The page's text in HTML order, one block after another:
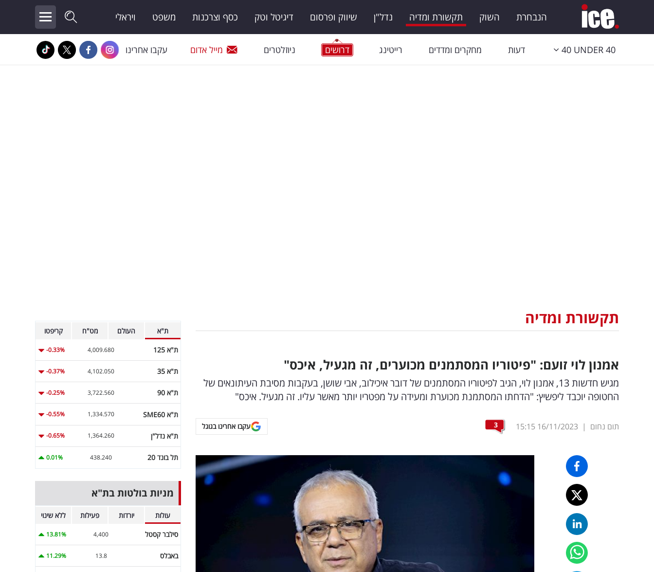
הנבחרת השוק תקשורת ומדיה נדל"ן שיווק ופרסום דיגיטל וטק כסף וצרכנות משפט ויראלי
40 UNDER 40 דעות מחקרים ומדדים רייטינג דרושים ניוזלטרים מייל אדום עקבו אחרינו
תקשורת ומדיה
אמנון לוי זועם: "פיטוריו המסתמנים מכוערים, זה מגעיל, איכס"
מגיש חדשות 13, אמנון לוי, הגיב לפיטוריו המסתמנים של דובר איכילוב, אבי שושן, בעקבות מסיבת העיתונאים של
החטופה יוכבד ליפשיץ: "הדחתו המסתמנת מכוערת ומעידה על מפטריו יותר מאשר עליו. זה מגעיל. איכס"
תום נחום |
16/11/2023
15:15
3 עקבו אחרינו בגוגל
ת"א העולם מט"ח קריפטו
ת"א 125 4,009.680
-0.33%
ת"א 35 4,102.050
-0.37%
ת"א 90 3,722.560
-0.25%
ת"א SME60 1,334.570
-0.55%
ת"א נדל"ן 1,364.260
-0.65%
תל בונד 20 438.240
0.01%
מניות בולטות בת"א
עולות יורדות פעילות ללא שינוי
סילבר קסטל 4,400
13.81%
באבלס 13.8
11.29%